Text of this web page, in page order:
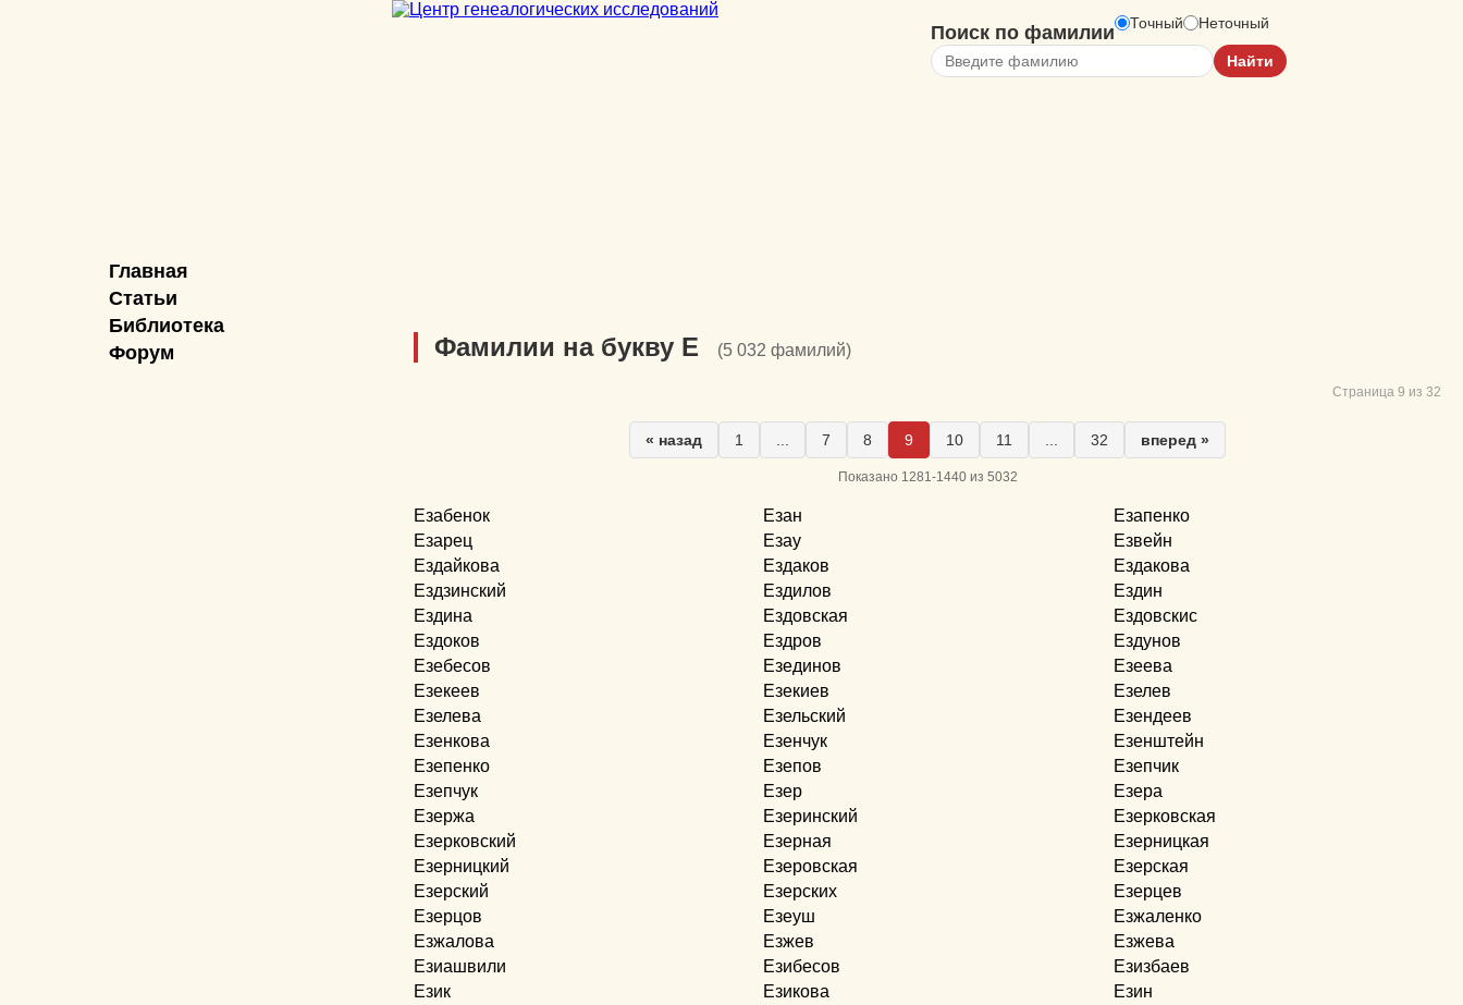
Главная
Статьи
Библиотека
Форум
Поиск по фамилии Точный Неточный
Фамилии на букву Е (5 032 фамилий)
Страница 9 из 32
« назад 1 7 8 9 10 11 32 вперед »
Показано 1281-1440 из 5032
Езабенок Езан
Езапенко
Езарец
Езау
Езвейн
Ездайкова
Ездаков
Ездакова
Ездзинский
Ездилов
Ездин
Ездина
Ездовская
Ездовскис
Ездоков
Ездров
Ездунов
Езебесов
Езединов
Езеева
Езекеев
Езекиев
Езелев
Езелева
Езельский
Езендеев
Езенкова
Езенчук
Езенштейн
Езепенко
Езепов
Езепчик
Езепчук
Езер
Езера
Езержа
Езеринский
Езерковская
Езерковский
Езерная
Езерницкая
Езерницкий
Езеровская
Езерская
Езерский
Езерских
Езерцев
Езерцов
Езеуш
Езжаленко
Езжалова
Езжев
Езжева
Езиашвили
Езибесов
Езизбаев
Език
Езикова
Езин